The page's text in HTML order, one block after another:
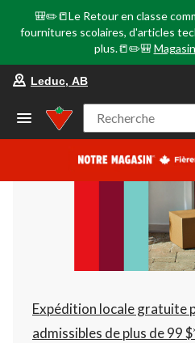
🎒✏️📒Le Retour en classe
fournitures scolaires, d'articles
plus.📒✏️🎒
à
Leduc, AB
Recherche
Expédition locale gratuite
admissibles de plus de 99